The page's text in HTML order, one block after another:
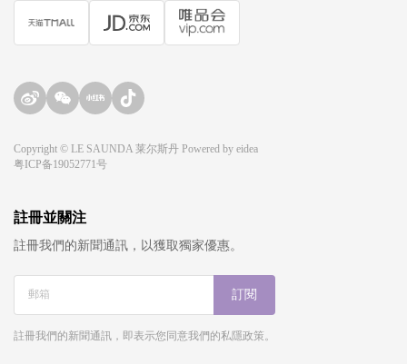
Copyright © LE SAUNDA 莱尔斯丹 Powered by eidea
粤ICP备19052771号
註冊並關注
註冊我們的新聞通訊，以獲取獨家優惠。
訂閱
註冊我們的新聞通訊，即表示您同意我們的私隱政策。